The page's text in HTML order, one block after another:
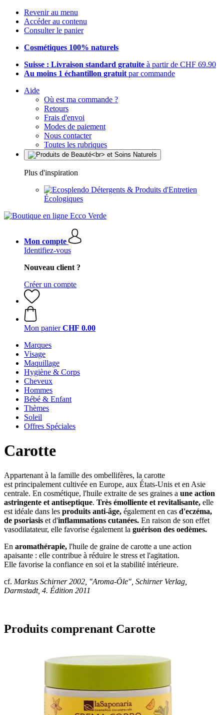
Revenir au menu
Accéder au contenu
Consulter le panier
Cosmétiques 100% naturels
Suisse : Livraison standard gratuite à partir de CHF 69.90
Au moins 1 échantillon gratuit par commande
Aide
Où est ma commande ?
Retours
Frais d'envoi
Modes de paiement
Nous contacter
Toutes les rubriques
Plus d'inspiration
Détergents & Produits d'Entretien
Écologiques
Mon compte
Identifiez-vous
Nouveau client ?
Créer un compte
Mon panier CHF 0.00
Marques
Visage
Maquillage
Hygiène & Corps
Cheveux
Hommes
Bébé & Enfant
Thèmes
Soleil
Offres Spéciales
Carotte
Appartenant à la famille des ombellifères, la carotte
est principalement cultivée en Europe, aux États-Unis et en Asie
centrale. En cosmétique, l'huile extraite de ses graines a une action
astringente et antiseptique. Très émolliente et revitalisante, elle
est idéale dans les produits anti-âge, également en cas d'eczéma,
de psoriasis et d'inflammations cutanées. En raison de son effet
vasodilatateur, elle favorise également la guérison des oedèmes.
En aromathérapie, l'huile de graine de carotte a une action
apaisante : elle contribue à réduire le stress et l'agitation.
Elle favorise la confiance en soi et la stabilité intérieure.
cf. Markus Schirner 2002, "Aroma-Öle", Schirner Verlag,
Darmstadt, 4. Édition 2011
Produits comprenant Carotte